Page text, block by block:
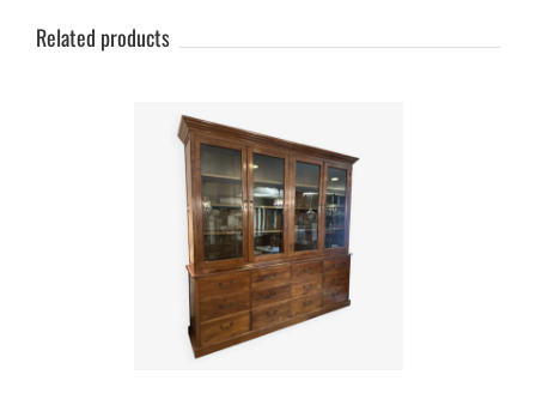
Related products